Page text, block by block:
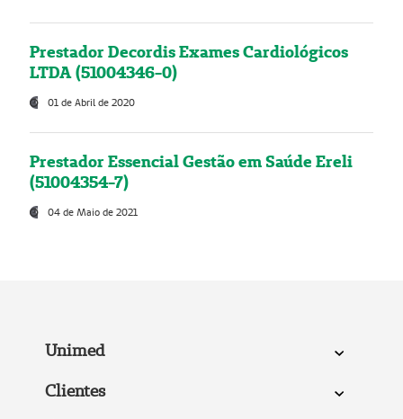
Prestador Decordis Exames Cardiológicos
LTDA (51004346-0)
01 de Abril de 2020
Prestador Essencial Gestão em Saúde Ereli
(51004354-7)
04 de Maio de 2021
Unimed
Clientes